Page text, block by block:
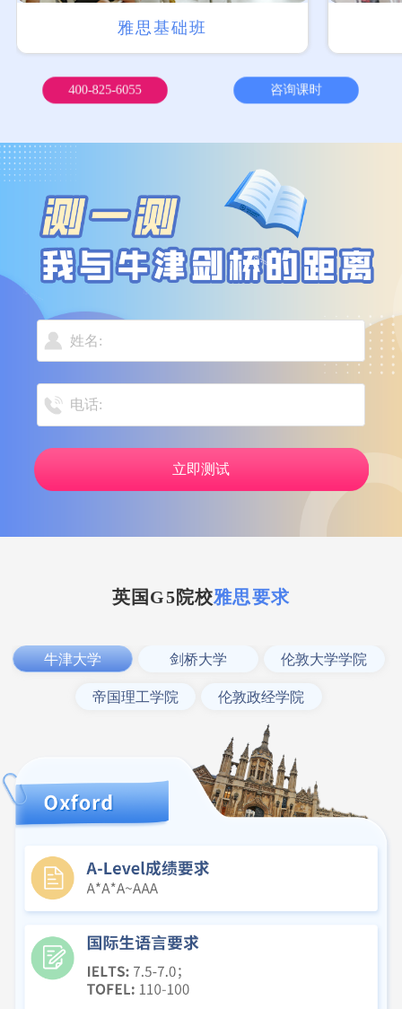
雅思基础班
400-825-6055 咨询课时
立即测试
英国G5院校雅思要求
牛津大学 剑桥大学 伦敦大学学院
帝国理工学院 伦敦政经学院